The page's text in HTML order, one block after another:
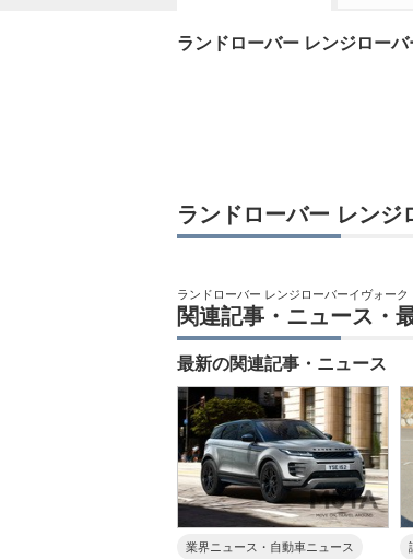
ランドローバー レンジロー
ランドローバー レンジ
ランドローバー レンジローバーイヴォーク
関連記事・ニュース・
最新の関連記事・ニュース
業界ニュース・自動車ニュース